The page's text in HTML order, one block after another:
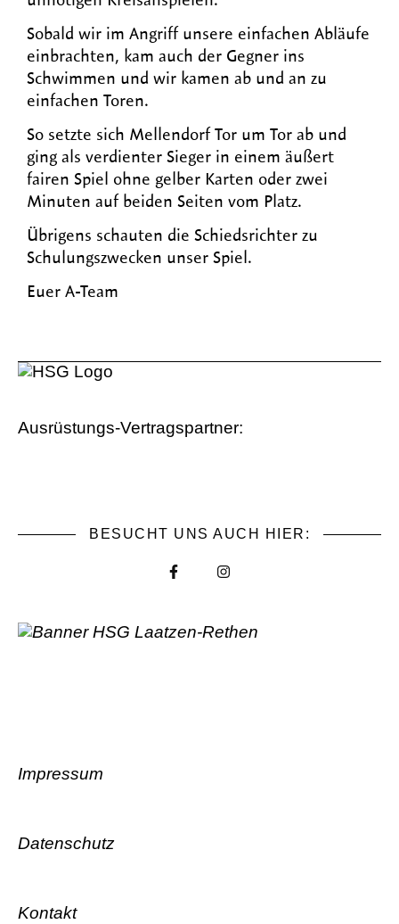
Sobald wir im Angriff unsere einfachen Abläufe
einbrachten, kam auch der Gegner ins
Schwimmen und wir kamen ab und an zu
einfachen Toren.
So setzte sich Mellendorf Tor um Tor ab und
ging als verdienter Sieger in einem äußert
fairen Spiel ohne gelber Karten oder zwei
Minuten auf beiden Seiten vom Platz.
Übrigens schauten die Schiedsrichter zu
Schulungszwecken unser Spiel.
Euer A-Team
Ausrüstungs-Vertragspartner:
BESUCHT UNS AUCH HIER:
Impressum
Datenschutz
Kontakt